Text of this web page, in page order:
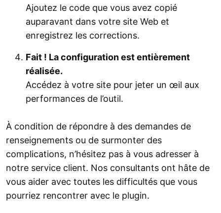
Ajoutez le code que vous avez copié
auparavant dans votre site Web et
enregistrez les corrections.
Fait ! La configuration est entièrement
réalisée.
Accédez à votre site pour jeter un œil aux
performances de l’outil.
À condition de répondre à des demandes de
renseignements ou de surmonter des
complications, n’hésitez pas à vous adresser à
notre service client. Nos consultants ont hâte de
vous aider avec toutes les difficultés que vous
pourriez rencontrer avec le plugin.